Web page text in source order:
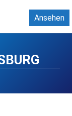
Ansehen